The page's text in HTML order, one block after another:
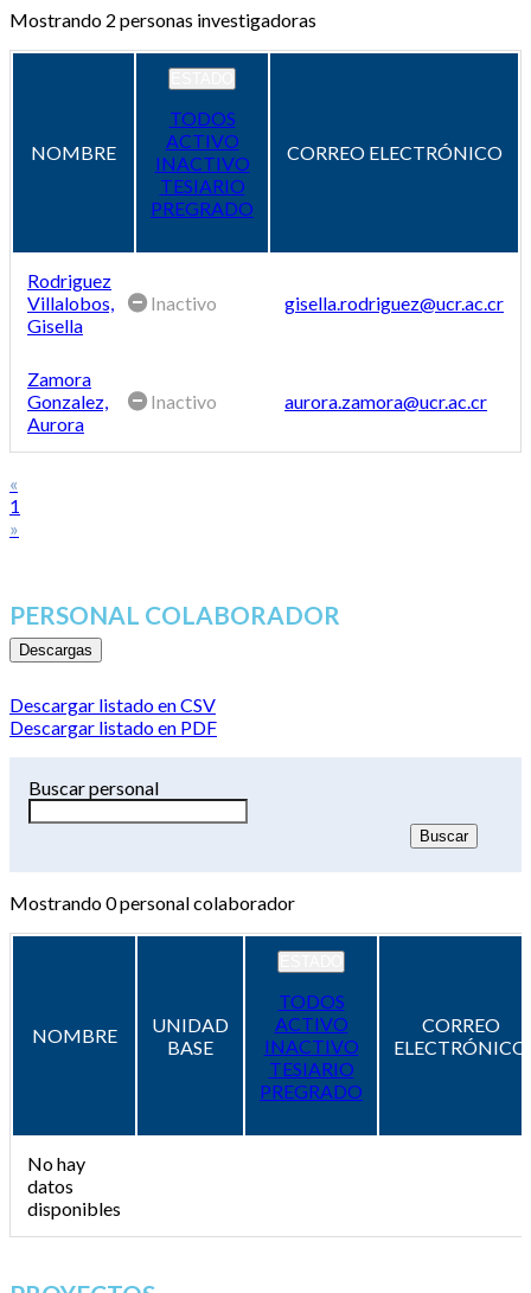
Mostrando 2 personas investigadoras
NOMBRE
TODOS
ACTIVO
INACTIVO
TESIARIO
PREGRADO
CORREO ELECTRÓNICO
Rodriguez
Villalobos,
Gisella
Inactivo gisella.rodriguez@ucr.ac.cr
Zamora
Gonzalez,
Aurora
Inactivo aurora.zamora@ucr.ac.cr
«
1
»
PERSONAL COLABORADOR
Descargas
Descargar listado en CSV
Descargar listado en PDF
Buscar personal
Mostrando0personal colaborador
NOMBRE
UNIDAD
BASE
TODOS
ACTIVO
INACTIVO
TESIARIO
PREGRADO
CORREO
ELECTRÓNICO
No hay
datos
disponibles